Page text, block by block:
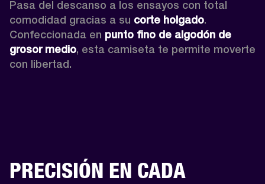
Pasa del descanso a los ensayos con total
comodidad gracias a su corte holgado.
Confeccionada en punto fino de algodón de
grosor medio, esta camiseta te permite moverte
con libertad.
PRECISIÓN EN CADA